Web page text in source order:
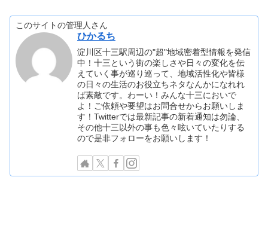
このサイトの管理人さん
ひかるち
淀川区十三駅周辺の"超"地域密着型情報を発信
中！十三という街の楽しさや日々の変化を伝
えていく事が巡り巡って、地域活性化や皆様
の日々の生活のお役立ちネタなんかになれれ
ば素敵です。わーい！みんな十三においで
よ！ご依頼や要望はお問合せからお願いしま
す！Twitterでは最新記事の新着通知は勿論、
その他十三以外の事も色々呟いていたりする
ので是非フォローをお願いします！